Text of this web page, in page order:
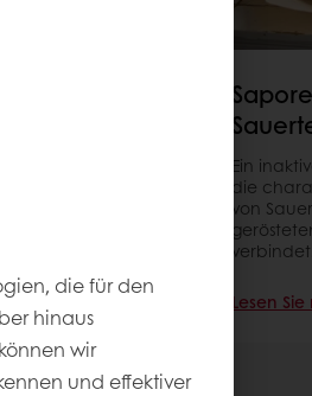
inaktiver
Gebäcken
und
Ein
die
von
verbindet.
Lesen
die für den
hinaus
wir
und effektiver